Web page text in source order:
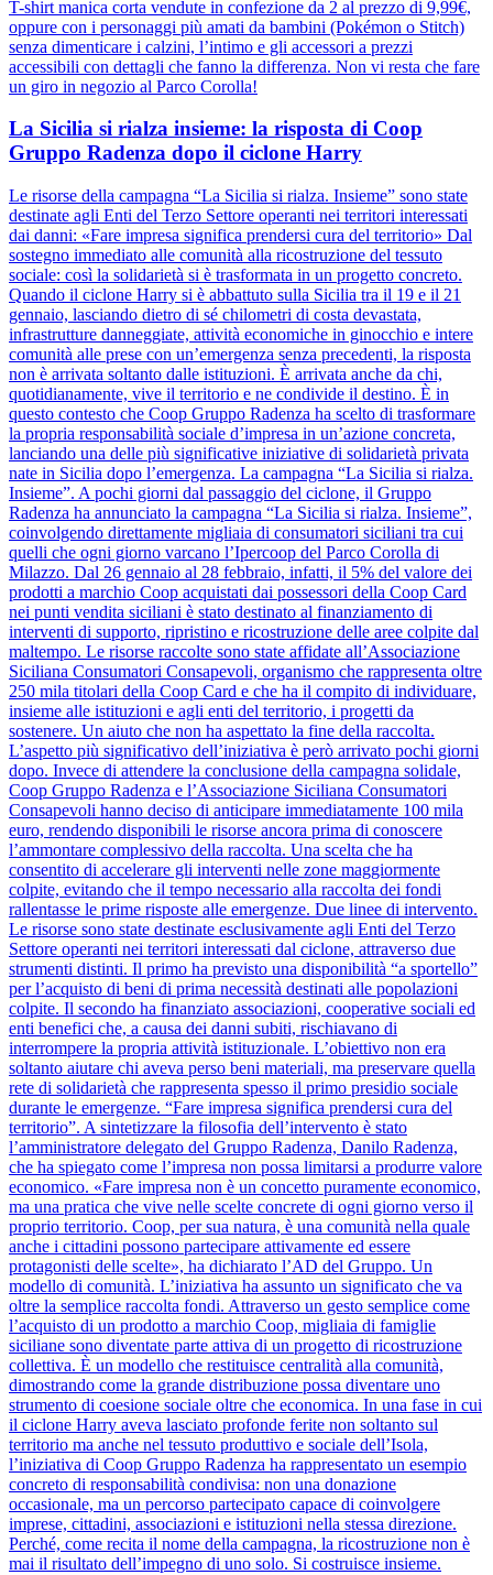
T-shirt manica corta vendute in confezione da 2 al prezzo di 9,99€,
oppure con i personaggi più amati da bambini (Pokémon o Stitch)
senza dimenticare i calzini, l’intimo e gli accessori a prezzi
accessibili con dettagli che fanno la differenza. Non vi resta che fare
un giro in negozio al Parco Corolla!
La Sicilia si rialza insieme: la risposta di Coop
Gruppo Radenza dopo il ciclone Harry
Le risorse della campagna “La Sicilia si rialza. Insieme” sono state
destinate agli Enti del Terzo Settore operanti nei territori interessati
dai danni: «Fare impresa significa prendersi cura del territorio» Dal
sostegno immediato alle comunità alla ricostruzione del tessuto
sociale: così la solidarietà si è trasformata in un progetto concreto.
Quando il ciclone Harry si è abbattuto sulla Sicilia tra il 19 e il 21
gennaio, lasciando dietro di sé chilometri di costa devastata,
infrastrutture danneggiate, attività economiche in ginocchio e intere
comunità alle prese con un’emergenza senza precedenti, la risposta
non è arrivata soltanto dalle istituzioni. È arrivata anche da chi,
quotidianamente, vive il territorio e ne condivide il destino. È in
questo contesto che Coop Gruppo Radenza ha scelto di trasformare
la propria responsabilità sociale d’impresa in un’azione concreta,
lanciando una delle più significative iniziative di solidarietà privata
nate in Sicilia dopo l’emergenza. La campagna “La Sicilia si rialza.
Insieme”. A pochi giorni dal passaggio del ciclone, il Gruppo
Radenza ha annunciato la campagna “La Sicilia si rialza. Insieme”,
coinvolgendo direttamente migliaia di consumatori siciliani tra cui
quelli che ogni giorno varcano l’Ipercoop del Parco Corolla di
Milazzo. Dal 26 gennaio al 28 febbraio, infatti, il 5% del valore dei
prodotti a marchio Coop acquistati dai possessori della Coop Card
nei punti vendita siciliani è stato destinato al finanziamento di
interventi di supporto, ripristino e ricostruzione delle aree colpite dal
maltempo. Le risorse raccolte sono state affidate all’Associazione
Siciliana Consumatori Consapevoli, organismo che rappresenta oltre
250 mila titolari della Coop Card e che ha il compito di individuare,
insieme alle istituzioni e agli enti del territorio, i progetti da
sostenere. Un aiuto che non ha aspettato la fine della raccolta.
L’aspetto più significativo dell’iniziativa è però arrivato pochi giorni
dopo. Invece di attendere la conclusione della campagna solidale,
Coop Gruppo Radenza e l’Associazione Siciliana Consumatori
Consapevoli hanno deciso di anticipare immediatamente 100 mila
euro, rendendo disponibili le risorse ancora prima di conoscere
l’ammontare complessivo della raccolta. Una scelta che ha
consentito di accelerare gli interventi nelle zone maggiormente
colpite, evitando che il tempo necessario alla raccolta dei fondi
rallentasse le prime risposte alle emergenze. Due linee di intervento.
Le risorse sono state destinate esclusivamente agli Enti del Terzo
Settore operanti nei territori interessati dal ciclone, attraverso due
strumenti distinti. Il primo ha previsto una disponibilità “a sportello”
per l’acquisto di beni di prima necessità destinati alle popolazioni
colpite. Il secondo ha finanziato associazioni, cooperative sociali ed
enti benefici che, a causa dei danni subiti, rischiavano di
interrompere la propria attività istituzionale. L’obiettivo non era
soltanto aiutare chi aveva perso beni materiali, ma preservare quella
rete di solidarietà che rappresenta spesso il primo presidio sociale
durante le emergenze. “Fare impresa significa prendersi cura del
territorio”. A sintetizzare la filosofia dell’intervento è stato
l’amministratore delegato del Gruppo Radenza, Danilo Radenza,
che ha spiegato come l’impresa non possa limitarsi a produrre valore
economico. «Fare impresa non è un concetto puramente economico,
ma una pratica che vive nelle scelte concrete di ogni giorno verso il
proprio territorio. Coop, per sua natura, è una comunità nella quale
anche i cittadini possono partecipare attivamente ed essere
protagonisti delle scelte», ha dichiarato l’AD del Gruppo. Un
modello di comunità. L’iniziativa ha assunto un significato che va
oltre la semplice raccolta fondi. Attraverso un gesto semplice come
l’acquisto di un prodotto a marchio Coop, migliaia di famiglie
siciliane sono diventate parte attiva di un progetto di ricostruzione
collettiva. È un modello che restituisce centralità alla comunità,
dimostrando come la grande distribuzione possa diventare uno
strumento di coesione sociale oltre che economica. In una fase in cui
il ciclone Harry aveva lasciato profonde ferite non soltanto sul
territorio ma anche nel tessuto produttivo e sociale dell’Isola,
l’iniziativa di Coop Gruppo Radenza ha rappresentato un esempio
concreto di responsabilità condivisa: non una donazione
occasionale, ma un percorso partecipato capace di coinvolgere
imprese, cittadini, associazioni e istituzioni nella stessa direzione.
Perché, come recita il nome della campagna, la ricostruzione non è
mai il risultato dell’impegno di uno solo. Si costruisce insieme.